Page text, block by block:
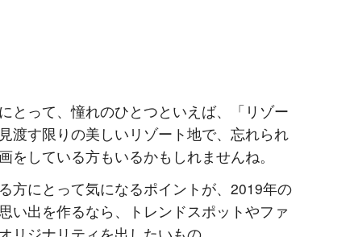
とって、憧れのひとつといえば、「リゾー
渡す限りの美しいリゾート地で、忘れられ
している方もいるかもしれませんね。
方にとって気になるポイントが、2019年の
い出を作るなら、トレンドスポットやファ